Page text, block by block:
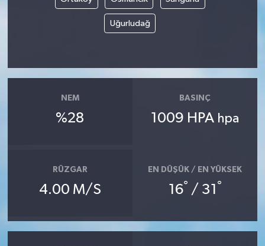
Uğurludağ
NEM
%28
BASINÇ
1009 HPA hpa
RÜZGAR
4.00 M/S
EN DÜŞÜK / EN YÜKSEK
16° / 31 °